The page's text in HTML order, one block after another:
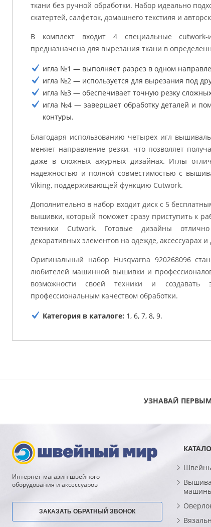
ткани без ручной обработки. Набор идеально
скатертей, салфеток, домашнего текстиля и
В комплект входит 4 специальные
предназначена для вырезания ткани в
игла №1 — выполняет разрез в одном
игла №2 — используется для вырезания под
игла №3 — обеспечивает точную резку
игла №4 — завершает обработку деталей и
контуры.
Благодаря использованию четырех игл
меняет направление резки, что позволяет
даже в сложных ажурных дизайнах. Иглы
надежностью и полной совместимостью с
Viking, поддерживающей функцию Cutwork.
Дополнительно в набор входит диск с 5
вышивки, который поможет сразу приступить к
техники Cutwork. Готовые дизайны
декоративных элементов на одежде, аксессуарах
Оригинальный набор Husqvarna 920268096
любителей машинной вышивки и
возможности своей техники и создавать
профессиональным качеством обработки.
Категория в каталоге: 1, 6, 7, 8, 9.
УЗНАВАЙ
Интернет-магазин швейного
оборудования и аксессуаров
ЗАКАЗАТЬ ОБРАТНЫЙ ЗВОНОК